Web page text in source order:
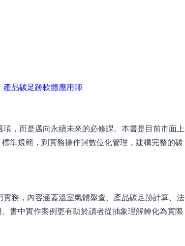
品碳足跡軟體應用師
，而是邁向永續未來的必修課。本書是目前市面上
準規範，到實務操作與數位化管理，建構完整的碳
務，內容涵蓋溫室氣體盤查、產品碳足跡計算、法
書中實作案例更有助於讀者從抽象理解轉化為實際